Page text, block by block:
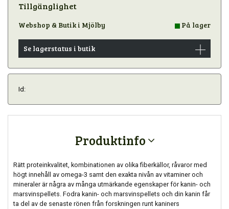
Tillgänglighet
Webshop & Butik i Mjölby På lager
Se lagerstatus i butik
Id:
Produktinfo
Rätt proteinkvalitet, kombinationen av olika fiberkällor, råvaror med
högt innehåll av omega-3 samt den exakta nivån av vitaminer och
mineraler är några av många utmärkande egenskaper för kanin- och
marsvinspellets. Fodra kanin- och marsvinspellets och din kanin får
ta del av de senaste rönen från forskningen runt kaniners